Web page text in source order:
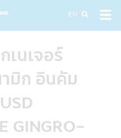
EN
เนเจอร์
มิก อินคัม
GINGRO-